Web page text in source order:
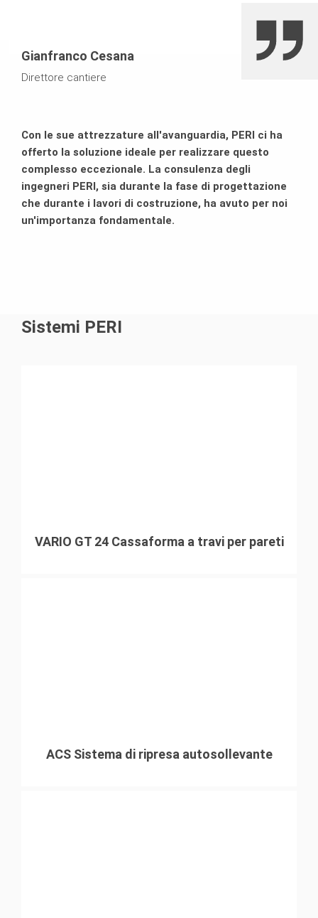
Sistema di ripresa CB impiegato per il nucleo aggiuntivo
della torre più alta, per sostenere le casseforme per
Cassaforma a telaio leggera DOMINO impiegata per le
pareti di seconda fase del nucleo centrale
Cassaforma a telaio per pareti TRIO nel getto dell’ultima
fase del nucleo aggiuntivo della torre “A“, la più alta
Gianfranco Cesana
Direttore cantiere
Con le sue attrezzature all'avanguardia, PERI ci ha
offerto la soluzione ideale per realizzare questo
complesso eccezionale. La consulenza degli
ingegneri PERI, sia durante la fase di progettazione
che durante i lavori di costruzione, ha avuto per noi
un'importanza fondamentale.
Sistemi PERI
VARIO GT 24 Cassaforma a travi per pareti
ACS Sistema di ripresa autosollevante